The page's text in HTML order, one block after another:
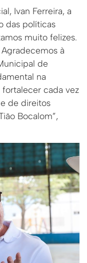
Ivan Ferreira, a
das políticas
muito felizes.
à
de
na
fortalecer cada vez
de direitos
Bocalom”,